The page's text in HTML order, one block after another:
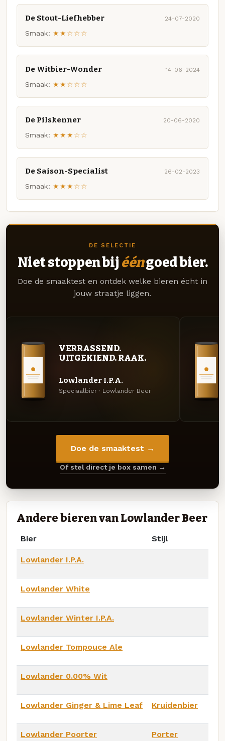
De Stout-Liefhebber 24-07-2020
Smaak: ★★☆☆☆
De Witbier-Wonder 14-06-2024
Smaak: ★★☆☆☆
De Pilskenner 20-06-2020
Smaak: ★★★☆☆
De Saison-Specialist 26-02-2023
Smaak: ★★★☆☆
DE SELECTIE
Niet stoppen bij ééngoed bier.
Doe de smaaktest en ontdek welke bieren écht in
jouw straatje liggen.
VERRASSEND.
UITGEKIEND. RAAK.
Lowlander I.P.A.
Speciaalbier · Lowlander Beer
Doe de smaaktest →
Of stel direct je box samen →
Andere bieren van Lowlander Beer
Bier Stijl
Lowlander I.P.A.
Lowlander White
Lowlander Winter I.P.A.
Lowlander Tompouce Ale
Lowlander 0.00% Wit
Lowlander Ginger & Lime Leaf Kruidenbier
Lowlander Poorter Porter